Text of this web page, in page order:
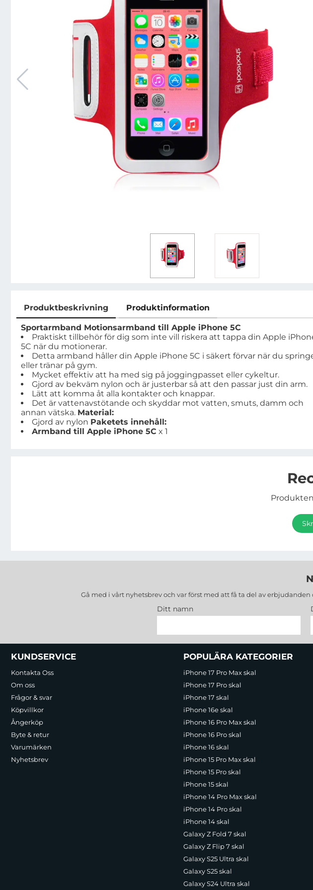
Produktbeskrivning Produktinformation
Produktbeskrivning
Sportarmband Motionsarmband till Apple iPhone 5C
Praktiskt tillbehör för dig som inte vill riskera att tappa din Apple
5C när du motionerar.
Detta armband håller din Apple iPhone 5C i säkert förvar när du
eller tränar på gym.
Mycket effektiv att ha med sig på joggingpasset eller cykeltur.
Gjord av bekväm nylon och är justerbar så att den passar just din arm.
Lätt att komma åt alla kontakter och knappar.
Det är vattenavstötande och skyddar mot vatten, smuts, damm och
annan vätska. Material:
Gjord av nylon Paketets innehåll:
Armband till Apple iPhone 5C x 1
Gå med i vårt nyhetsbrev och var först med att få ta del av
Ditt namn
Sidfot Blandad info och länkar
KUNDSERVICE
Kontakta Oss
Om oss
Frågor & svar
Köpvillkor
Ångerköp
Byte & retur
Varumärken
Nyhetsbrev
POPULÄRA KATEGORIER
iPhone 17 Pro Max skal
iPhone 17 Pro skal
iPhone 17 skal
iPhone 16e skal
iPhone 16 Pro Max skal
iPhone 16 Pro skal
iPhone 16 skal
iPhone 15 Pro Max skal
iPhone 15 Pro skal
iPhone 15 skal
iPhone 14 Pro Max skal
iPhone 14 Pro skal
iPhone 14 skal
Galaxy Z Fold 7 skal
Galaxy Z Flip 7 skal
Galaxy S25 Ultra skal
Galaxy S25 skal
Galaxy S24 Ultra skal